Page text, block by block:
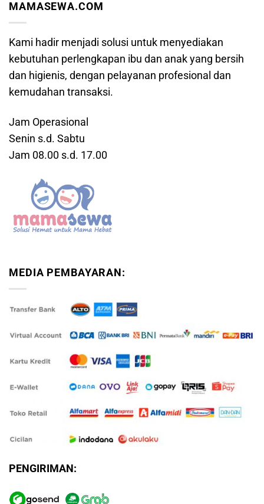
MAMASEWA.COM
Kami hadir menjadi solusi untuk menyediakan
kebutuhan perlengkapan ibu dan anak yang bersih
dan higienis, dengan pelayanan profesional dan
kemudahan transaksi.
Jam Operasional
Senin s.d. Sabtu
Jam 08.00 s.d. 17.00
MEDIA PEMBAYARAN:
PENGIRIMAN: